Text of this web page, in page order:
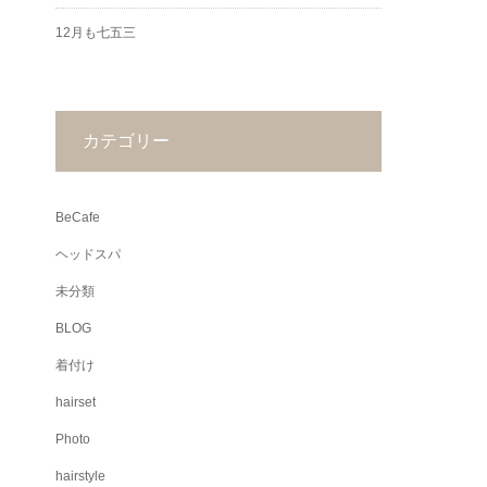
12月も七五三
カテゴリー
BeCafe
ヘッドスパ
未分類
BLOG
着付け
hairset
Photo
hairstyle